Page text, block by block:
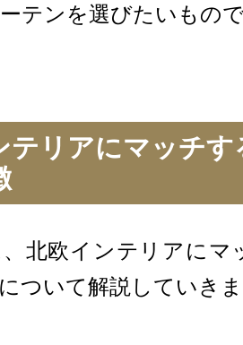
テンを選びたいもの
テリアにマッチす
北欧インテリアにマ
ついて解説していき